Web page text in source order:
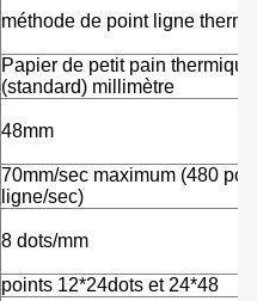
méthode de point ligne
Papier de petit pain
(standard) millimètre
48mm
70mm/sec maximum (480
ligne/sec)
8 dots/mm
points 12*24dots et 24*48